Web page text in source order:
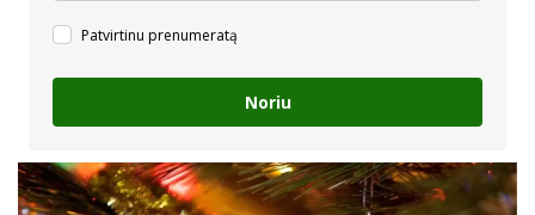
Patvirtinu prenumeratą
Noriu